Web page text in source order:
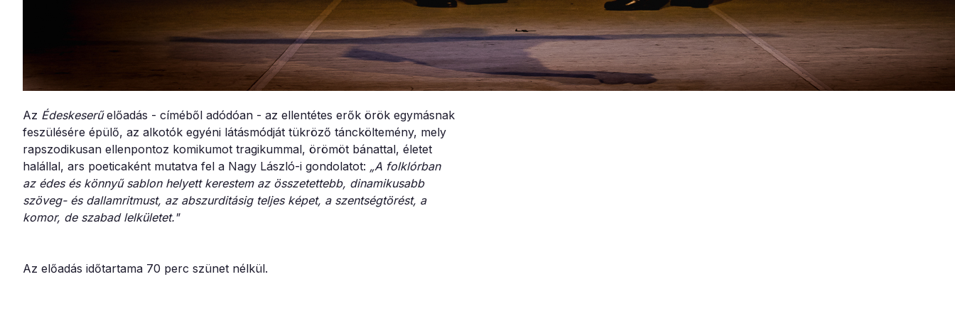
Az Édeskeserűelőadás - címéből adódóan - az ellentétes erők örök egymásnak
feszülésére épülő, az alkotók egyéni látásmódját tükröző táncköltemény, mely
rapszodikusan ellenpontoz komikumot tragikummal, örömöt bánattal, életet
halállal, ars poeticaként mutatva fel a Nagy László-i gondolatot: „A folklórban
az édes és könnyű sablon helyett kerestem az összetettebb, dinamikusabb
szöveg- és dallamritmust, az abszurditásig teljes képet, a szentségtörést, a
komor, de szabad lelkületet."
Az előadás időtartama 70 perc szünet nélkül.